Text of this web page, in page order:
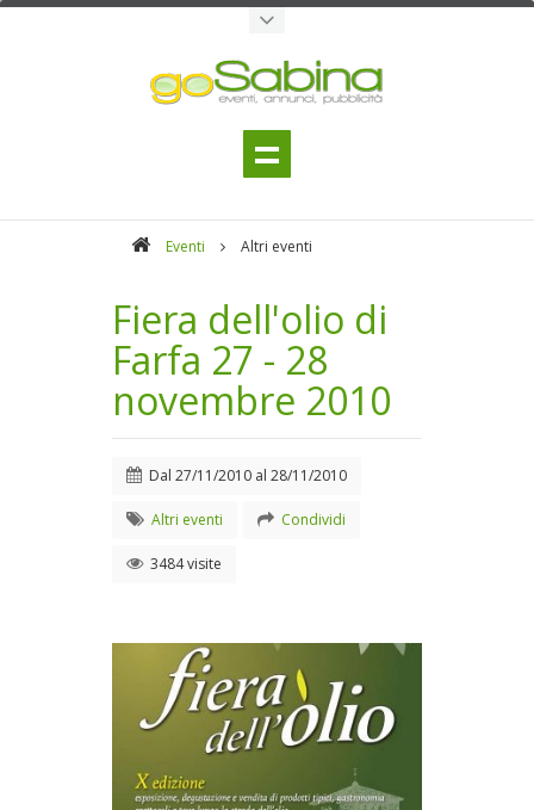
Eventi Altri eventi
Fiera dell'olio di
Farfa 27 - 28
novembre 2010
Dal 27/11/2010 al 28/11/2010
Altri eventi Condividi
3484 visite